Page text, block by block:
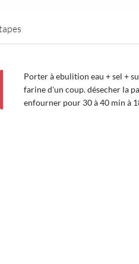
Porter à ebulition eau + sel +
farine d'un coup. désecher la
enfourner pour 30 à 40 min à